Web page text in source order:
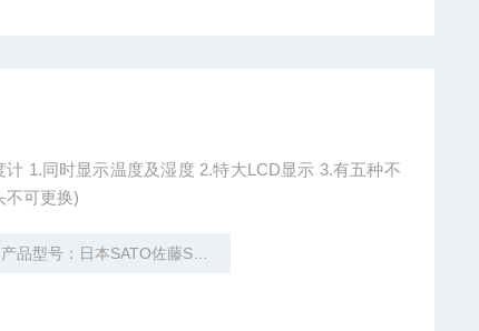
种不
不可更换)
产品型号：日本SATO佐藤SK-110TRHⅡ数显温湿度计